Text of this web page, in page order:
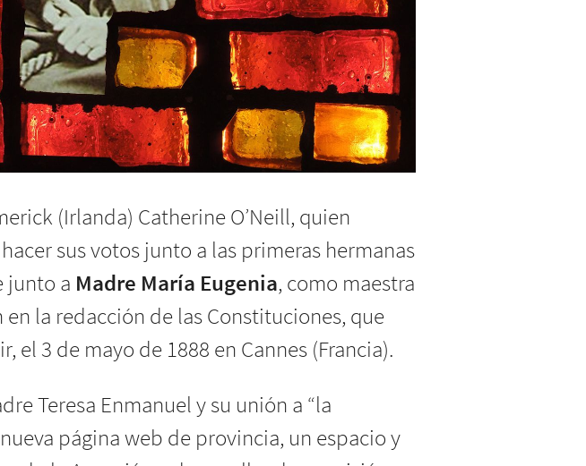
(Irlanda) Catherine O’Neill, quien
sus votos junto a las primeras hermanas
junto a Madre María Eugenia, como maestra
la redacción de las Constituciones, que
3 de mayo de 1888 en Cannes (Francia).
Teresa Enmanuel y su unión a “la
página web de provincia, un espacio y